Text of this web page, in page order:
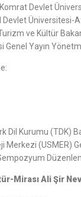
Devlet
Devlet Üniversitesi-
ve Kültür
Genel Yayın
Dil Kurumu (TDK)
Merkezi (USMER)
Mirası Ali Şir